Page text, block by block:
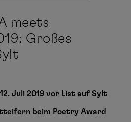
meets
Großes
Juli 2019 vor List auf Sylt
beim Poetry Award